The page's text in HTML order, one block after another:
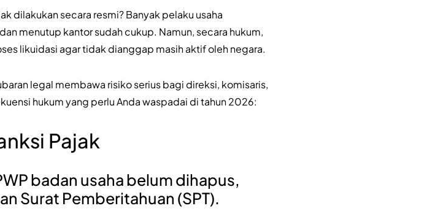
dilakukan secara resmi? Banyak pelaku usaha
menutup kantor sudah cukup. Namun, secara hukum,
likuidasi agar tidak dianggap masih aktif oleh negara.
legal membawa risiko serius bagi direksi, komisaris,
hukum yang perlu Anda waspadai di tahun 2026:
Pajak
badan usaha belum dihapus,
Surat Pemberitahuan (SPT).